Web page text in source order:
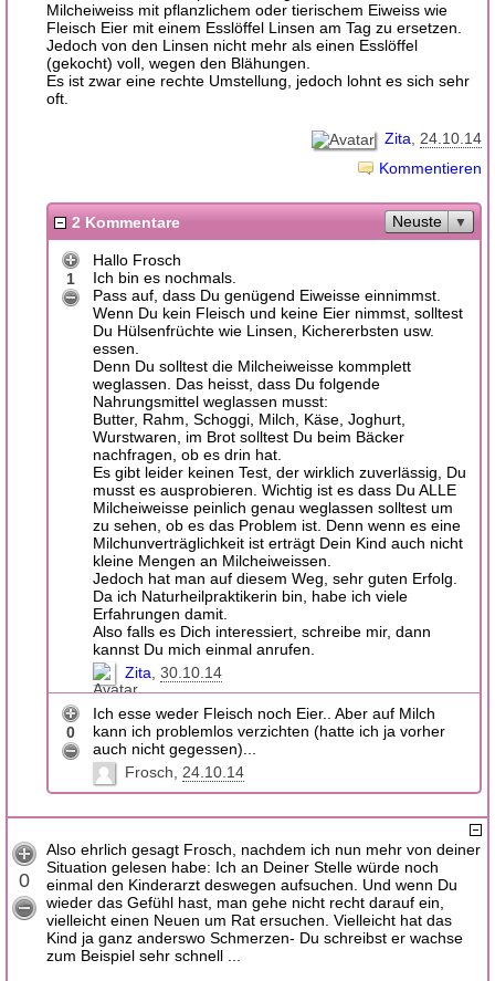
Milcheiweiss mit pflanzlichem oder tierischem Eiweiss wie
Fleisch Eier mit einem Esslöffel Linsen am Tag zu ersetzen.
Jedoch von den Linsen nicht mehr als einen Esslöffel
(gekocht) voll, wegen den Blähungen.
Es ist zwar eine rechte Umstellung, jedoch lohnt es sich sehr
oft.
Zita
24.10.14
Kommentieren
2 Kommentare Neuste
1
Hallo Frosch
Ich bin es nochmals.
Pass auf, dass Du genügend Eiweisse einnimmst.
Wenn Du kein Fleisch und keine Eier nimmst, solltest
Du Hülsenfrüchte wie Linsen, Kichererbsten usw.
essen.
Denn Du solltest die Milcheiweisse kommplett
weglassen. Das heisst, dass Du folgende
Nahrungsmittel weglassen musst:
Butter, Rahm, Schoggi, Milch, Käse, Joghurt,
Wurstwaren, im Brot solltest Du beim Bäcker
nachfragen, ob es drin hat.
Es gibt leider keinen Test, der wirklich zuverlässig, Du
musst es ausprobieren. Wichtig ist es dass Du ALLE
Milcheiweisse peinlich genau weglassen solltest um
zu sehen, ob es das Problem ist. Denn wenn es eine
Milchunverträglichkeit ist erträgt Dein Kind auch nicht
kleine Mengen an Milcheiweissen.
Jedoch hat man auf diesem Weg, sehr guten Erfolg.
Da ich Naturheilpraktikerin bin, habe ich viele
Erfahrungen damit.
Also falls es Dich interessiert, schreibe mir, dann
kannst Du mich einmal anrufen.
Zita 30.10.14
0
Ich esse weder Fleisch noch Eier.. Aber auf Milch
kann ich problemlos verzichten (hatte ich ja vorher
auch nicht gegessen)...
Frosch
24.10.14
0
Also ehrlich gesagt Frosch, nachdem ich nun mehr von deiner
Situation gelesen habe: Ich an Deiner Stelle würde noch
einmal den Kinderarzt deswegen aufsuchen. Und wenn Du
wieder das Gefühl hast, man gehe nicht recht darauf ein,
vielleicht einen Neuen um Rat ersuchen. Vielleicht hat das
Kind ja ganz anderswo Schmerzen- Du schreibst er wachse
zum Beispiel sehr schnell ...